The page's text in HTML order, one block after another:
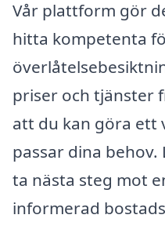
Vår plattform gör
hitta kompetenta
priser och tjänster
att du kan göra ett
passar dina
ta nästa steg mot
informerad